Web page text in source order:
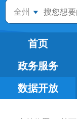
全州
首页
政务服务
数据开放